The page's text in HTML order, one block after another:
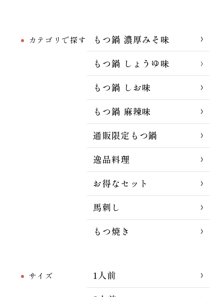
カテゴリで探す
もつ鍋 濃厚みそ味
もつ鍋 しょうゆ味
もつ鍋 しお味
もつ鍋 麻辣味
通販限定もつ鍋
逸品料理
お得なセット
馬刺し
もつ焼き
サイズ
1人前